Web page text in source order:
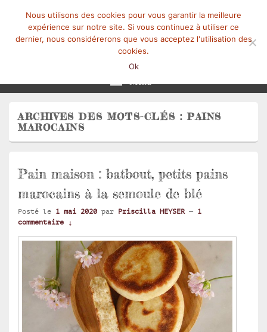
ARCHIVES DES MOTS-CLÉS :PAINS
MAROCAINS
Pain maison : batbout, petits pains
marocains à la semoule de blé
Posté le 1 mai 2020 par Priscilla HEYSER — 1
commentaire ↓
Nous utilisons des cookies pour vous garantir la meilleure
expérience sur notre site. Si vous continuez à utiliser ce
dernier, nous considérerons que vous acceptez l'utilisation des
cookies.
Ok